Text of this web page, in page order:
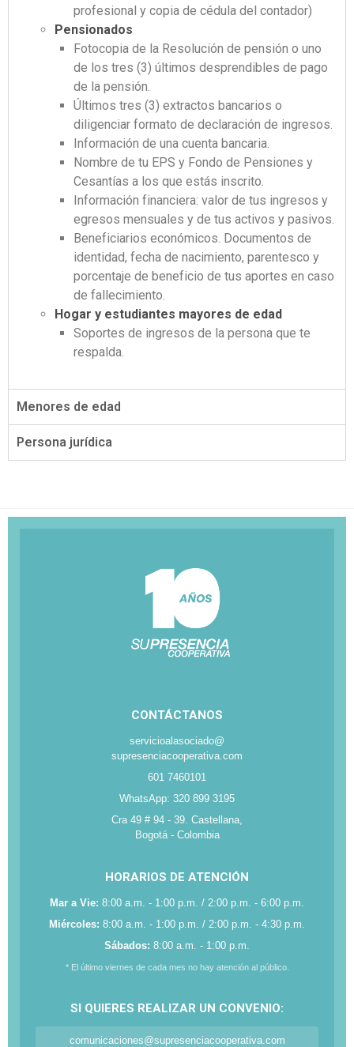
profesional y copia de cédula del contador)
Pensionados
Fotocopia de la Resolución de pensión o uno
de los tres (3) últimos desprendibles de pago
de la pensión.
Últimos tres (3) extractos bancarios o
diligenciar formato de declaración de ingresos.
Información de una cuenta bancaria.
Nombre de tu EPS y Fondo de Pensiones y
Cesantías a los que estás inscrito.
Información financiera: valor de tus ingresos y
egresos mensuales y de tus activos y pasivos.
Beneficiarios económicos. Documentos de
identidad, fecha de nacimiento, parentesco y
porcentaje de beneficio de tus aportes en caso
de fallecimiento.
Hogar y estudiantes mayores de edad
Soportes de ingresos de la persona que te
respalda.
Menores de edad
Persona jurídica
CONTÁCTANOS
servicioalasociado@
supresenciacooperativa.com
601 7460101
WhatsApp: 320 899 3195
Cra 49 # 94 - 39. Castellana,
Bogotá - Colombia
HORARIOS DE ATENCIÓN
Mar a Vie: 8:00 a.m. - 1:00 p.m. / 2:00 p.m. - 6:00 p.m.
Miércoles: 8:00 a.m. - 1:00 p.m. / 2:00 p.m. - 4:30 p.m.
Sábados: 8:00 a.m. - 1:00 p.m.
* El último viernes de cada mes no hay atención al público.
SI QUIERES REALIZAR UN CONVENIO:
comunicaciones@supresenciacooperativa.com